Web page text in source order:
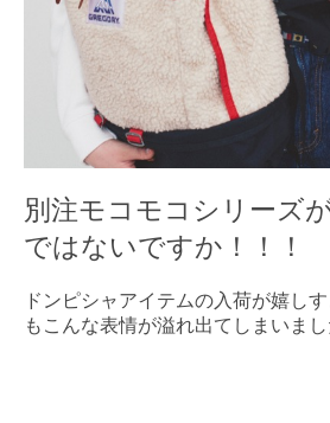
別注モコモコシリーズ
ではないですか！！！
ドンピシャアイテムの入荷が嬉し
もこんな表情が溢れ出てしまいま